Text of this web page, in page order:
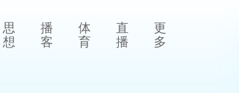
思
想
播
客
体
育
直
播
更
多